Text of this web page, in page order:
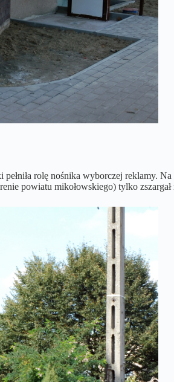
rolę nośnika wyborczej reklamy.
powiatu mikołowskiego) tylko